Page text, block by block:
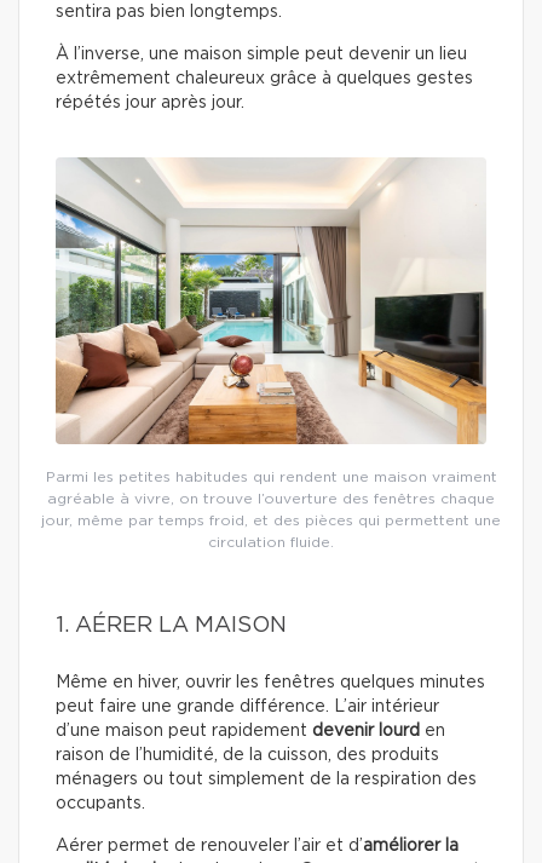
sentira pas bien longtemps.
À l’inverse, une maison simple peut devenir un lieu
extrêmement chaleureux grâce à quelques gestes
répétés jour après jour.
Parmi les petites habitudes qui rendent une maison vraiment
agréable à vivre, on trouve l’ouverture des fenêtres chaque
jour, même par temps froid, et des pièces qui permettent une
circulation fluide.
1. AÉRER LA MAISON
Même en hiver, ouvrir les fenêtres quelques minutes
peut faire une grande différence. L’air intérieur
d’une maison peut rapidement devenir lourd en
raison de l’humidité, de la cuisson, des produits
ménagers ou tout simplement de la respiration des
occupants.
Aérer permet de renouveler l’air et d’améliorer la